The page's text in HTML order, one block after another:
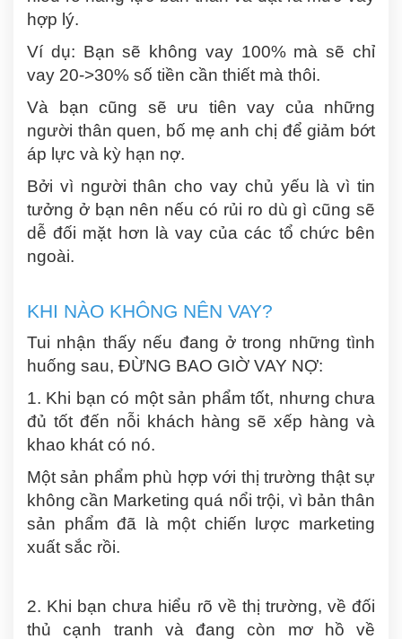
hợp lý.
Ví dụ: Bạn sẽ không vay 100% mà sẽ chỉ
vay 20->30% số tiền cần thiết mà thôi.
Và bạn cũng sẽ ưu tiên vay của những
người thân quen, bố mẹ anh chị để giảm bớt
áp lực và kỳ hạn nợ.
Bởi vì người thân cho vay chủ yếu là vì tin
tưởng ở bạn nên nếu có rủi ro dù gì cũng sẽ
dễ đối mặt hơn là vay của các tổ chức bên
ngoài.
KHI NÀO KHÔNG NÊN VAY?
Tui nhận thấy nếu đang ở trong những tình
huống sau, ĐỪNG BAO GIỜ VAY NỢ:
1. Khi bạn có một sản phẩm tốt, nhưng chưa
đủ tốt đến nỗi khách hàng sẽ xếp hàng và
khao khát có nó.
Một sản phẩm phù hợp với thị trường thật sự
không cần Marketing quá nổi trội, vì bản thân
sản phẩm đã là một chiến lược marketing
xuất sắc rồi.
2. Khi bạn chưa hiểu rõ về thị trường, về đối
thủ cạnh tranh và đang còn mơ hồ về